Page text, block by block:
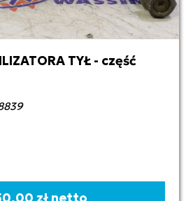
TYŁ - część